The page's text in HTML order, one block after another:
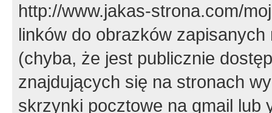
http://www.jakas-strona.com/
linków do obrazków
(chyba, że jest publicznie
znajdujących się na stronach
skrzynki pocztowe na gmail lub